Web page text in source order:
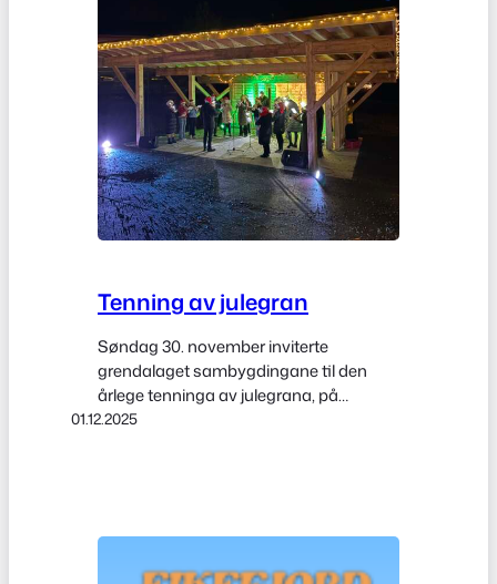
Tenning av julegran
Søndag 30. november inviterte
grendalaget sambygdingane til den
årlege tenninga av julegrana, på
Salmontunet ved Eikefjord barne- og
side, og antalet oppmøtte var
usedvanleg godt. Jenter frå 6. og 7.
01.12.2025